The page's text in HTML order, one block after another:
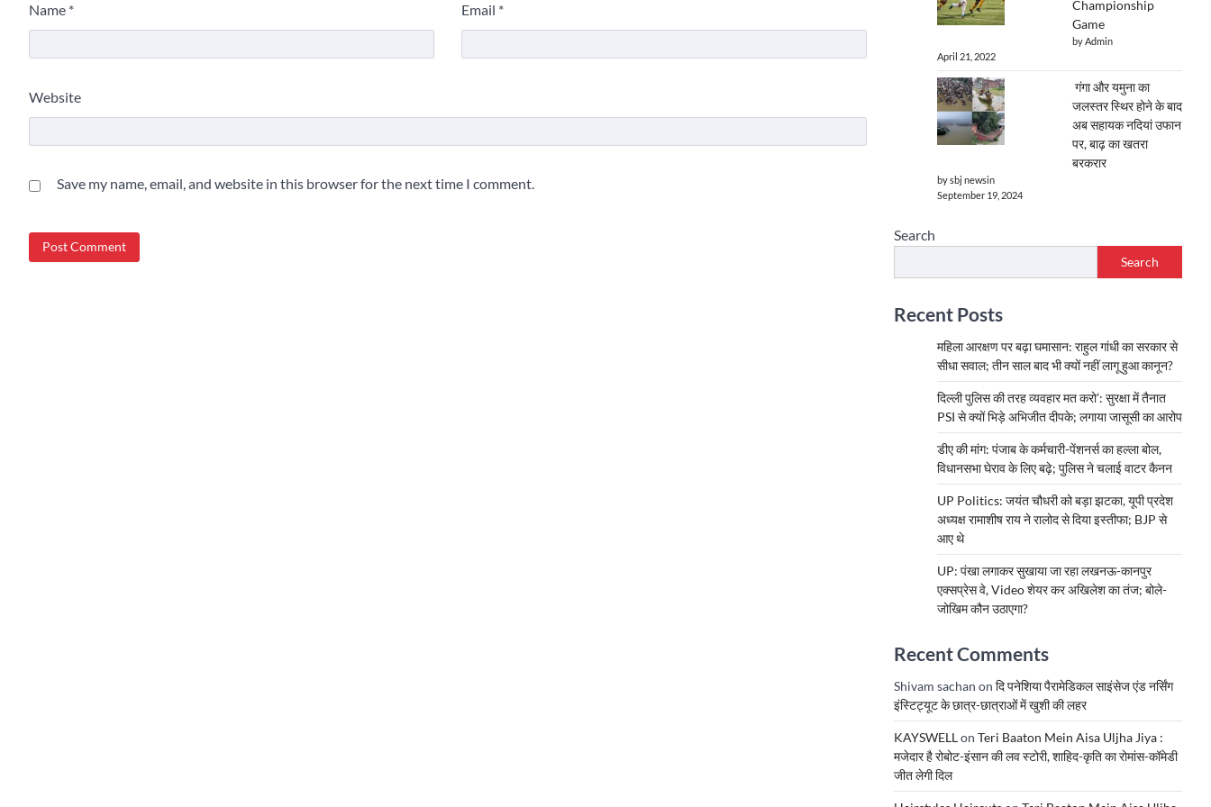
Name * Email *
Website
Save my name, email, and website in this browser for the next time I comment.
Championship
Game
by Admin
April 21, 2022
गंगा और यमुना का
जलस्तर स्थिर होने के बाद
अब सहायक नदियां उफान
पर, बाढ़ का खतरा
बरकरार
by sbj newsin
September 19, 2024
Search
Search
Recent Posts
महिला आरक्षण पर बढ़ा घमासान: राहुल गांधी का सरकार से
सीधा सवाल; तीन साल बाद भी क्यों नहीं लागू हुआ कानून?
दिल्ली पुलिस की तरह व्यवहार मत करो’: सुरक्षा में तैनात
PSI से क्यों भिड़े अभिजीत दीपके; लगाया जासूसी का आरोप
डीए की मांग: पंजाब के कर्मचारी-पेंशनर्स का हल्ला बोल,
विधानसभा घेराव के लिए बढ़े; पुलिस ने चलाई वाटर कैनन
UP Politics: जयंत चौधरी को बड़ा झटका, यूपी प्रदेश
अध्यक्ष रामाशीष राय ने रालोद से दिया इस्तीफा; BJP से
आए थे
UP: पंखा लगाकर सुखाया जा रहा लखनऊ-कानपुर
एक्सप्रेस वे, Video शेयर कर अखिलेश का तंज; बोले-
जोखिम कौन उठाएगा?
Recent Comments
Shivam sachan on दि पनेशिया पैरामेडिकल साइंसेज एंड नर्सिंग
इंस्टिट्यूट के छात्र-छात्राओं में खुशी की लहर
KAYSWELLon Teri Baaton Mein Aisa Uljha Jiya :
मजेदार है रोबोट-इंसान की लव स्टोरी, शाहिद-कृति का रोमांस-कॉमेडी
जीत लेगी दिल